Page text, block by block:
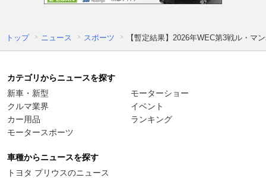
トップ ニュース スポーツ 【暫定結果】2026年WEC第3戦ル・マ
カテゴリからニュースを探す
新車・新型
クルマ業界
カー用品
モータースポーツ
モーターショー
イベント
ランキング
車種からニュースを探す
トヨタ プリウスのニュース